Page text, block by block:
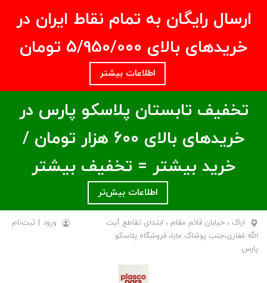
ارسال رایگان به تمام نقاط ایران در
خریدهای بالای ۵/950/000 تومان
اطلاعات بیشتر
تخفیف تابستان پلاسکو پارس در
خریدهای بالای ۶00 هزار تومان /
خرید بیشتر = تخفیف بیشتر
اطلاعات بیش‌تر
اراک ، خیابان قائم مقام ، ابتدای تقاطع آیت
الله غفاری،جنب پوشاک مایا، فروشگاه پلاسکو
پارس
ورود | ثبت‌نام